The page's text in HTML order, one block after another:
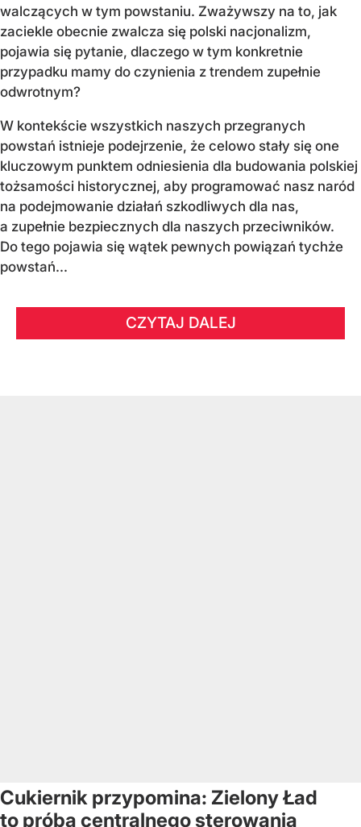
walczących w tym powstaniu. Zważywszy na to, jak
zaciekle obecnie zwalcza się polski nacjonalizm,
pojawia się pytanie, dlaczego w tym konkretnie
przypadku mamy do czynienia z trendem zupełnie
odwrotnym?
W kontekście wszystkich naszych przegranych
powstań istnieje podejrzenie, że celowo stały się one
kluczowym punktem odniesienia dla budowania polskiej
tożsamości historycznej, aby programować nasz naród
na podejmowanie działań szkodliwych dla nas,
a zupełnie bezpiecznych dla naszych przeciwników.
Do tego pojawia się wątek pewnych powiązań tychże
powstań...
CZYTAJ DALEJ
Cukiernik przypomina: Zielony Ład
to próba centralnego sterowania